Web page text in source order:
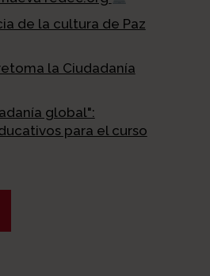
de la cultura de Paz
la Ciudadanía
global":
para el curso